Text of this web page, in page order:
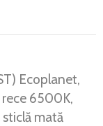
Ecoplanet,
rece 6500K,
mată